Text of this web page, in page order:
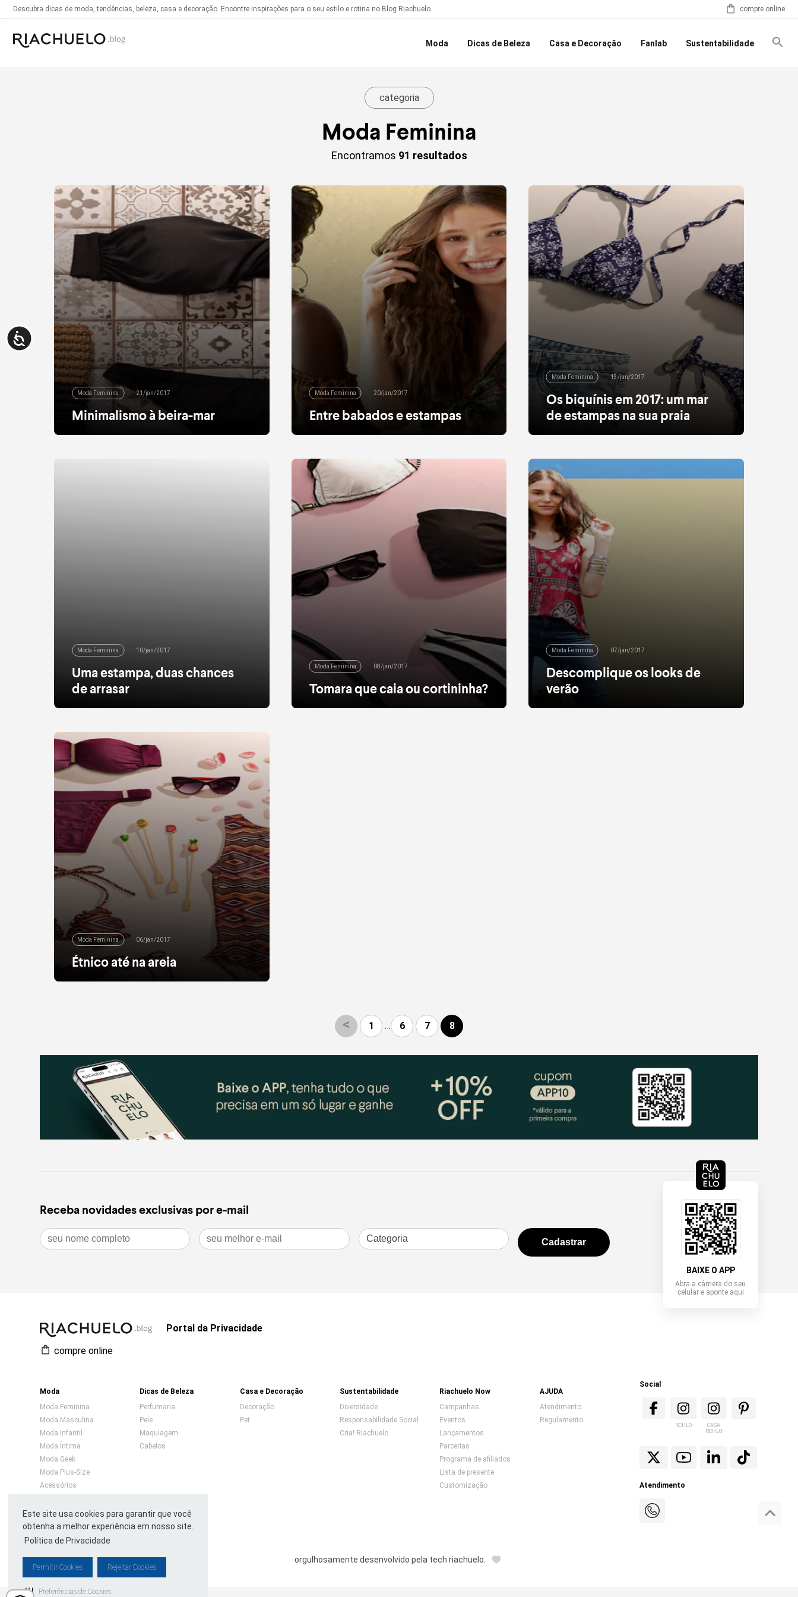
Este site usa cookies para garantir que você
obtenha a melhor experiência em nosso site.
Política de Privacidade
Permitir Cookies Rejeitar Cookies
Preferências de Cookies
Descubra dicas de moda, tendências, beleza, casa e decoração. Encontre inspirações para o seu estilo e rotina no Blog Riachuelo. compre online
Moda Dicas de Beleza Casa e Decoração Fanlab Sustentabilidade
categoria
Moda Feminina
Encontramos 91 resultados
Moda Feminina 21/jan/2017
Minimalismo à beira-mar
É fã dos básicos? Então nossas novidades de
Moda Feminina 20/jan/2017
Entre babados e estampas
A estação mais quente do ano combina com
por nossos corredores comprova: não faltam
opções na hora de montar o look –
principalmente para quem não abre mão
daquele toque boho que faz toda a diferença.
Os tops estão em alta, com opções de […]
Moda Feminina 13/jan/2017
Os biquínis em 2017: um mar
de estampas na sua praia
Tomara que caia ou cortininha? Nessa
pode deixar de lado as grandes estrelas da
estação: os biquínis estampados! E não são só
os clássicos florais e listrados que aparecem
entre […]
leia mais
Moda Feminina 10/jan/2017
Uma estampa, duas chances
de arrasar
Nove entre dez fashionistas concordam: nada
aqueles delicados e com flores miúdas, que
aparecem por aqui: os hibiscos ganham
espaço e traduzem toda a alegria do verão,
com cores quentes e tons claros ao fundo.
Com as temperaturas lá […]
Moda Feminina 08/jan/2017
Tomara que caia ou cortininha?
É só chegar o verão que a vontade de usar
Moda Feminina 07/jan/2017
Descomplique os looks de
verão
Descomplicar é a palavra de ordem no look do
Moda Feminina 06/jan/2017
Étnico até na areia
Que tal levar a sua trend favorita para a beira-
leia mais
< 1 … 6 7 8
Receba novidades exclusivas por e-mail
BAIXE O APP
Abra a câmera do seu
celular e aponte aqui
Portal da Privacidade
compre online
Moda
Moda Feminina
Moda Masculina
Moda Infantil
Moda Íntima
Moda Geek
Moda Plus-Size
Acessórios
Dicas de Beleza
Perfumaria
Pele
Maquiagem
Cabelos
Casa e Decoração
Decoração
Pet
Sustentabilidade
Diversidade
Responsabilidade Social
Cria! Riachuelo
Riachuelo Now
Campanhas
Eventos
Lançamentos
Parcerias
Programa de afiliados
Lista de presente
Customização
AJUDA
Atendimento
Regulamento
Social
RCHLO
CASA
RCHLO
Atendimento
orgulhosamente desenvolvido pela tech riachuelo.